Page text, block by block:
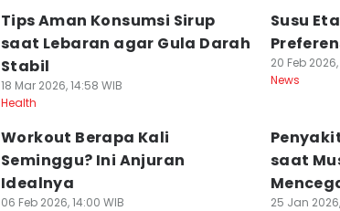
Tips Aman Konsumsi Sirup
saat Lebaran agar Gula Darah
Stabil
18 Mar 2026, 14:58 WIB
Health
Susu
20 Feb
News
Workout Berapa Kali
Seminggu? Ini Anjuran
Idealnya
06 Feb 2026, 14:00 WIB
saat
25 Jan